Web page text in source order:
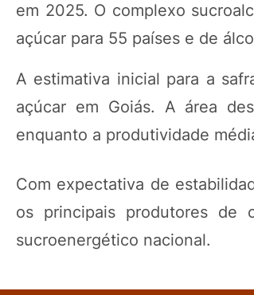
em 2025. O complexo
açúcar para 55 países e de
A estimativa inicial para a
açúcar em Goiás. A área
enquanto a produtividade
Com expectativa de
os principais produtores de
sucroenergético nacional.